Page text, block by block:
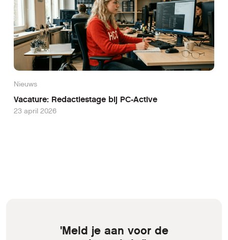
Nieuws
Vacature: Redactiestage bij PC-Active
23 april 2026
'Meld je aan voor de